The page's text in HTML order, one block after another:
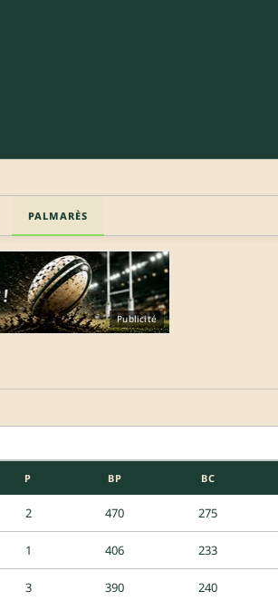
PALMARÈS
Publicité
P BP BC
2 470 275
1 406 233
3 390 240